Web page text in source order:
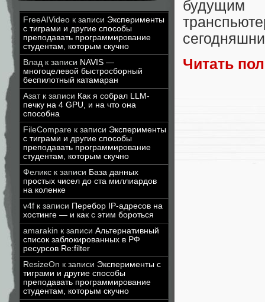
FreeAIVideo к записи Эксперименты
с тиграми и другие способы
преподавать программирование
студентам, которым скучно
Влад к записи NAVIS —
многоцелевой быстросборный
беспилотный катамаран
Азатк записи Как я собрал LLM-
печку на 4 GPU, и на что она
способна
FileCompare к записи Эксперименты
с тиграми и другие способы
преподавать программирование
студентам, которым скучно
Феликс к записи База данных
простых чисел до ста миллиардов
на коленке
v4f к записи Перебор IP-адресов на
хостинге — и как с этим бороться
amarakin к записи Альтернативный
список заблокированных в РФ
ресурсов Re:filter
ResizeOn к записи Эксперименты с
тиграми и другие способы
преподавать программирование
студентам, которым скучно
Читать